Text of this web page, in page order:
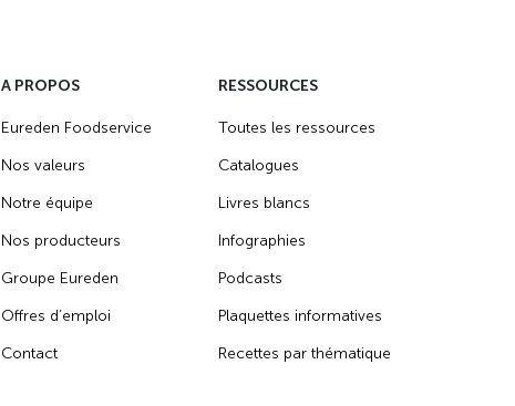
A PROPOS
Eureden Foodservice
Nos valeurs
Notre équipe
Nos producteurs
Groupe Eureden
Offres d’emploi
Contact
RESSOURCES
Toutes les ressources
Catalogues
Livres blancs
Infographies
Podcasts
Plaquettes informatives
Recettes par thématique